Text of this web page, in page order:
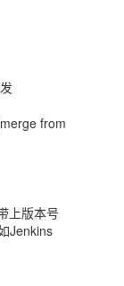
from
上版本号
Jenkins